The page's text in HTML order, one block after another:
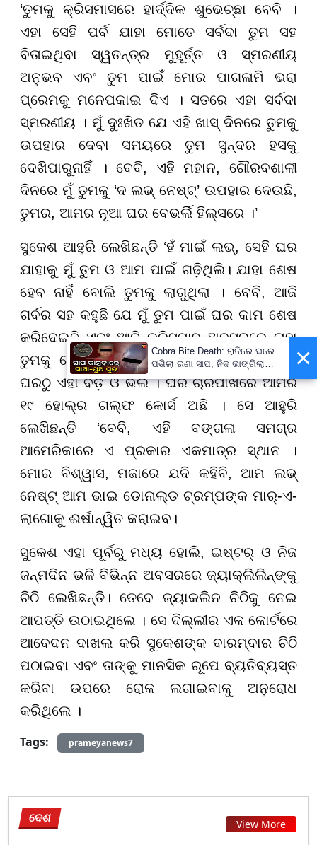
‘ତୁମକୁ କ୍ରିସମାସରେ ହାର୍ଦ୍ଦିକ ଶୁଭେଚ୍ଛା ବେବି ।
ଏହା ସେହି ପର୍ବ ଯାହା ମୋତେ ସର୍ବଦା ତୁମ ସହ
ବିତାଇଥିବା ସ୍ୱତନ୍ତ୍ର ମୁହୂର୍ତ୍ତ ଓ ସ୍ମରଣୀୟ
ଅନୁଭବ ଏବଂ ତୁମ ପାଇଁ ମୋର ପାଗଳାମି ଭରା
ପ୍ରେମକୁ ମନେପକାଇ ଦିଏ । ସତରେ ଏହା ସର୍ବଦା
ସ୍ମରଣୀୟ । ମୁଁ ଦୁଃଖିତ ଯେ ଏହି ଖାସ୍ ଦିନରେ ତୁମକୁ
ଉପହାର ଦେବା ସମୟରେ ତୁମ ସୁନ୍ଦର ହସକୁ
ଦେଖିପାରୁନାହିଁ । ବେବି, ଏହି ମହାନ, ଗୌରବଶାଳୀ
ଦିନରେ ମୁଁ ତୁମକୁ ‘ଦ ଲଭ୍ ନେଷ୍ଟ୍’ ଉପହାର ଦେଉଛି,
ତୁମର, ଆମର ନୂଆ ଘର ବେଭର୍ଲି ହିଲ୍ସରେ ।’
ସୁକେଶ ଆହୁରି ଲେଖିଛନ୍ତି ‘ହଁ ମାଇଁ ଲଭ୍, ସେହି ଘର
ଯାହାକୁ ମୁଁ ତୁମ ଓ ଆମ ପାଇଁ ଗଢ଼ିଥିଲି। ଯାହା ଶେଷ
ହେବ ନାହିଁ ବୋଲି ତୁମକୁ ଲାଗୁଥିଲା । ବେବି, ଆଜି
ଗର୍ବର ସହ କହୁଛି ଯେ ମୁଁ ତୁମ ପାଇଁ ଘର କାମ ଶେଷ
କରିଦେଇଛି ଏବଂ ଆଜି କ୍ରିସ୍ମାସ ଅବସରରେ ତାହା
ତୁମକୁ ଦେଉଛି । ଆମେ ପୂର୍ବରୁ ଯୋଜନା କରିଥିବା
ଘରଠୁ ଏହା ବଡ଼ ଓ ଭଲ । ଘର ଚାରିପାଖରେ ଆମର
୧୯ ହୋଲ୍ର ଗଲ୍ଫ କୋର୍ସ ଅଛି । ସେ ଆହୁରି
ଲେଖିଛନ୍ତି ‘ବେବି, ଏହି ବଙ୍ଗଳା ସମଗ୍ର
ଆମେରିକାରେ ଏ ପ୍ରକାର ଏକମାତ୍ର ସ୍ଥାନ ।
ମୋର ବିଶ୍ୱାସ, ମଜାରେ ଯଦି କହିବି, ଆମ ଲଭ୍
ନେଷ୍ଟ୍ ଆମ ଭାଇ ଡୋନାଲ୍ଡ ଟ୍ରମ୍ପଙ୍କ ମାର୍-ଏ-
ଲାଗୋକୁ ଈର୍ଷାନ୍ୱିତ କରାଇବ।
ସୁକେଶ ଏହା ପୂର୍ବରୁ ମଧ୍ୟ ହୋଲି, ଇଷ୍ଟର୍ ଓ ନିଜ
ଜନ୍ମଦିନ ଭଳି ବିଭିନ୍ନ ଅବସରରେ ଜ୍ୟାକ୍ଲିଲିନ୍ଙ୍କୁ
ଚିଠି ଲେଖିଛନ୍ତି। ତେବେ ଜ୍ୟାକଲିନ ଚିଠିକୁ ନେଇ
ଆପତ୍ତି ଉଠାଇଥିଲେ । ସେ ଦିଲ୍ଲୀର ଏକ କୋର୍ଟରେ
ଆବେଦନ ଦାଖଲ କରି ସୁକେଶଙ୍କ ବାରମ୍ବାର ଚିଠି
ପଠାଇବା ଏବଂ ତାଙ୍କୁ ମାନସିକ ରୂପେ ବ୍ୟତିବ୍ୟସ୍ତ
କରିବା ଉପରେ ରୋକ ଲଗାଇବାକୁ ଅନୁରୋଧ
କରିଥିଲେ ।
Tags:
prameyanews7
ଦେଶ View More
×
Cobra Bite Death: ରାତିରେ ଘରେ
ପଶିଲା ରଣା ସାପ, ନିଦ ଭାଙ୍ଗିଲା
ବେଳକୁ ଆଉ ନଥିଲେ ମା’-ପୁଅ